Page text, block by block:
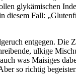
glykämischen
Fall:
entgegen.
ulkige
was Maisiges
so richtig